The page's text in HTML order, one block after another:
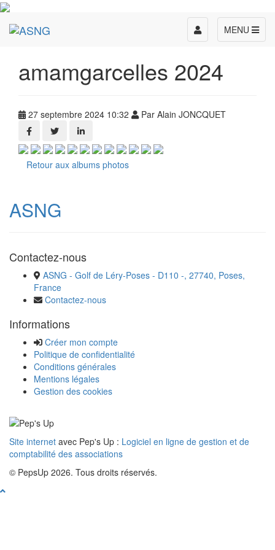
MENU
Toggle
navigation
amamgarcelles 2024
27 septembre 2024 10:32 Par Alain JONCQUET
Retour aux albums photos
ASNG
Contactez-nous
ASNG - Golf de Léry-Poses - D110 -, 27740, Poses,
France
Contactez-nous
Informations
Créer mon compte
Politique de confidentialité
Conditions générales
Mentions légales
Gestion des cookies
Site internet avec Pep's Up : Logiciel en ligne de gestion et de
comptabilité des associations
© PepsUp 2026. Tous droits réservés.